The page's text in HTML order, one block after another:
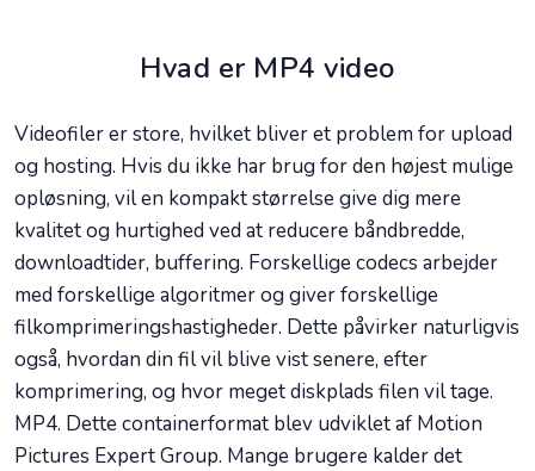
Hvad er MP4 video
Videofiler er store, hvilket bliver et problem for upload
og hosting. Hvis du ikke har brug for den højest mulige
opløsning, vil en kompakt størrelse give dig mere
kvalitet og hurtighed ved at reducere båndbredde,
downloadtider, buffering. Forskellige codecs arbejder
med forskellige algoritmer og giver forskellige
filkomprimeringshastigheder. Dette påvirker naturligvis
også, hvordan din fil vil blive vist senere, efter
komprimering, og hvor meget diskplads filen vil tage.
MP4. Dette containerformat blev udviklet af Motion
Pictures Expert Group. Mange brugere kalder det